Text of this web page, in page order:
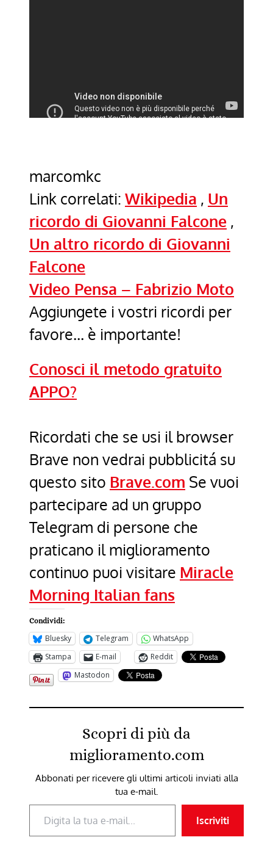
marcomkc
Link correlati: Wikipedia , Un
ricordo di Giovanni Falcone ,
Un altro ricordo di Giovanni
Falcone
Video Pensa – Fabrizio Moto
Aggiungete i vostri ricordi per
favore… è importante!
Conosci il metodo gratuito
APPO?
Ricordati che se usi il browser
Brave non vedrai pubblicitá su
questo sito Brave.com Se vuoi
partecipare ad un gruppo
Telegram di persone che
praticano il miglioramento
continuo puoi visitare Miracle
Morning Italian fans
Condividi:
Bluesky Telegram
WhatsApp
Stampa
E-mail
Reddit
Mastodon
Scopri di più da
miglioramento.com
Abbonati per ricevere gli ultimi articoli inviati alla
tua e-mail.
Digita la tua e-mail...
Iscriviti